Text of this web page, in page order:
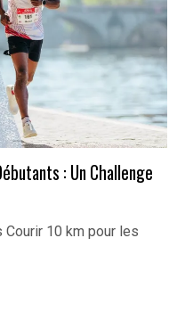
: Un Challenge
10 km pour les